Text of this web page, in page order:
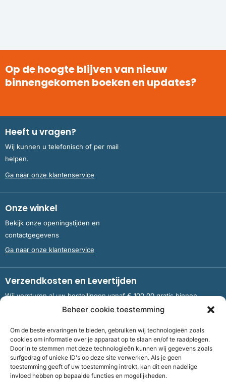
Beheer cookie toestemming
Om de beste ervaringen te bieden, gebruiken wij technologieën zoals
cookies om informatie over je apparaat op te slaan en/of te raadplegen.
Door in te stemmen met deze technologieën kunnen wij gegevens zoals
surfgedrag of unieke ID's op deze site verwerken. Als je geen
toestemming geeft of uw toestemming intrekt, kan dit een nadelige
invloed hebben op bepaalde functies en mogelijkheden.
Op de hoogte blijven van nieuw
binnengekomen boeken en updates?
Heeft u vragen?
Wij kunnen u telefonisch of per mail
helpen.
Ga naar onze klantenservice
Onze winkel
Bekijk onze openingstijden en
contactgegevens
Ga naar onze klantenservice
Verzendkosten en Levertijden
Wij versturen al uw bestellingen vanaf € 100,00 gratis binnen
Nederland en België.
Meer informatie over verzendkosten en levertijden
Bank NL09 RABO 0326 5083 92 ten name van Stichting OddFellows